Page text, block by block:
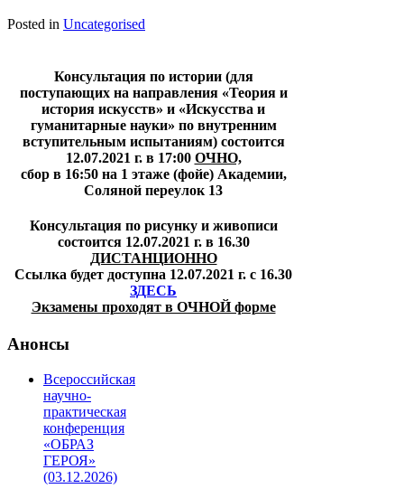
Posted in Uncategorised
Консультация по истории (для
поступающих на направления «Теория и
история искусств» и «Искусства и
гуманитарные науки» по внутренним
вступительным испытаниям) состоится
12.07.2021 г. в 17:00 ОЧНО,
сбор в 16:50 на 1 этаже (фойе) Академии,
Соляной переулок 13
Консультация по рисунку и живописи
состоится 12.07.2021 г. в 16.30
ДИСТАНЦИОННО
Ссылка будет доступна 12.07.2021 г. с 16.30
ЗДЕСЬ
Экзамены проходят в ОЧНОЙ форме
Анонсы
Всероссийская
научно-
практическая
конференция
«ОБРАЗ
ГЕРОЯ»
(03.12.2026)